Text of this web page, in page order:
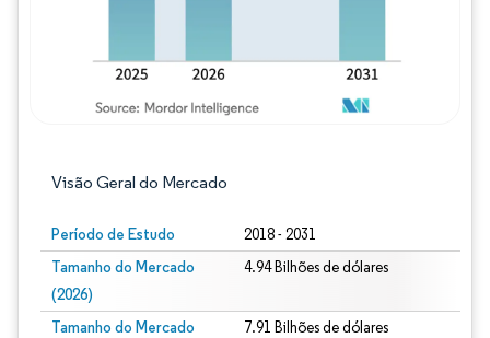
Visão Geral do Mercado
Período de Estudo 2018 - 2031
Tamanho do Mercado
(2026)
4.94 Bilhões de dólares
Tamanho do Mercado
7.91 Bilhões de dólares